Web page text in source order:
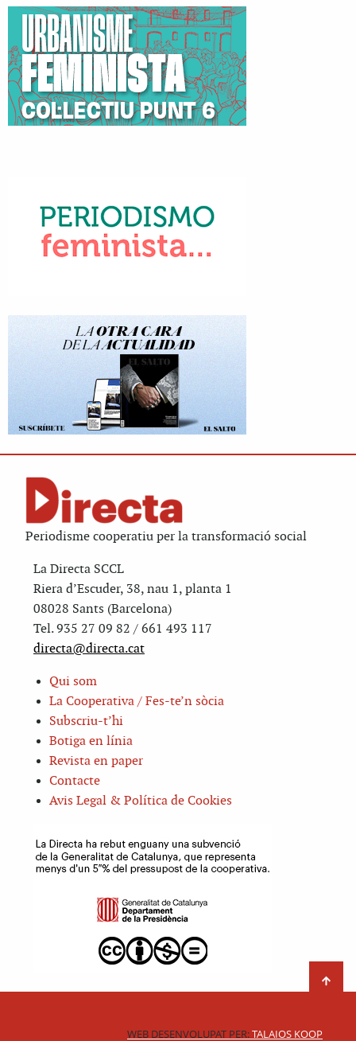
Periodisme cooperatiu per la transformació social
La Directa SCCL
Riera d’Escuder, 38, nau 1, planta 1
08028 Sants (Barcelona)
Tel. 935 27 09 82 / 661 493 117
directa@directa.cat
Qui som
La Cooperativa / Fes-te’n sòcia
Subscriu-t’hi
Botiga en línia
Revista en paper
Contacte
Avis Legal & Política de Cookies
WEB DESENVOLUPAT PER:TALAIOS KOOP